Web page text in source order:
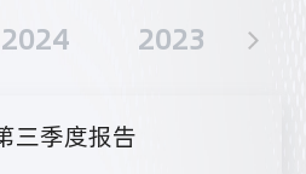
2024 2023
三季度报告